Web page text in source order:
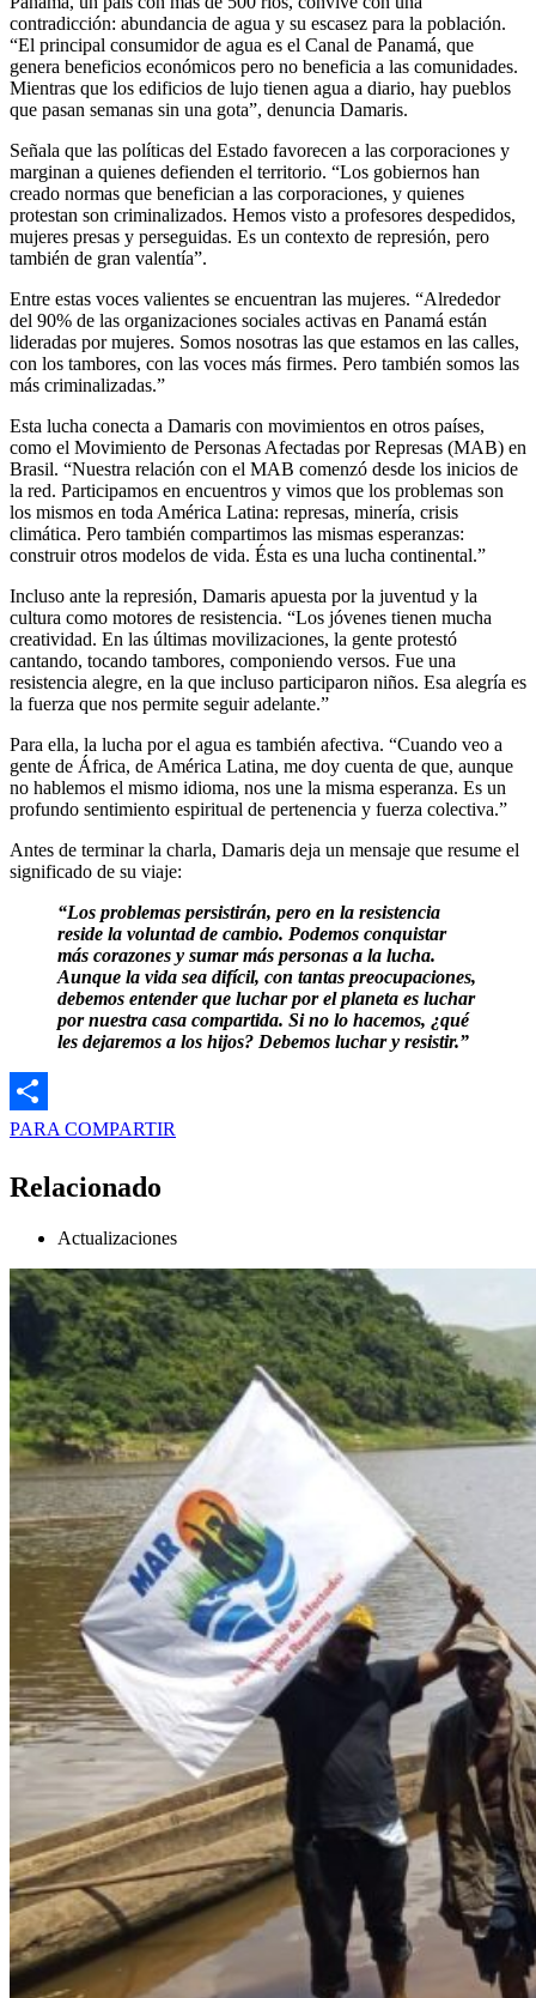
contradicción: abundancia de agua y su escasez para la población.
“El principal consumidor de agua es el Canal de Panamá, que
genera beneficios económicos pero no beneficia a las comunidades.
Mientras que los edificios de lujo tienen agua a diario, hay pueblos
que pasan semanas sin una gota”, denuncia Damaris.
Señala que las políticas del Estado favorecen a las corporaciones y
marginan a quienes defienden el territorio. “Los gobiernos han
creado normas que benefician a las corporaciones, y quienes
protestan son criminalizados. Hemos visto a profesores despedidos,
mujeres presas y perseguidas. Es un contexto de represión, pero
también de gran valentía”.
Entre estas voces valientes se encuentran las mujeres. “Alrededor
del 90% de las organizaciones sociales activas en Panamá están
lideradas por mujeres. Somos nosotras las que estamos en las calles,
con los tambores, con las voces más firmes. Pero también somos las
más criminalizadas.”
Esta lucha conecta a Damaris con movimientos en otros países,
como el Movimiento de Personas Afectadas por Represas (MAB) en
Brasil. “Nuestra relación con el MAB comenzó desde los inicios de
la red. Participamos en encuentros y vimos que los problemas son
los mismos en toda América Latina: represas, minería, crisis
climática. Pero también compartimos las mismas esperanzas:
construir otros modelos de vida. Ésta es una lucha continental.”
Incluso ante la represión, Damaris apuesta por la juventud y la
cultura como motores de resistencia. “Los jóvenes tienen mucha
creatividad. En las últimas movilizaciones, la gente protestó
cantando, tocando tambores, componiendo versos. Fue una
resistencia alegre, en la que incluso participaron niños. Esa alegría es
la fuerza que nos permite seguir adelante.”
Para ella, la lucha por el agua es también afectiva. “Cuando veo a
gente de África, de América Latina, me doy cuenta de que, aunque
no hablemos el mismo idioma, nos une la misma esperanza. Es un
profundo sentimiento espiritual de pertenencia y fuerza colectiva.”
Antes de terminar la charla, Damaris deja un mensaje que resume el
significado de su viaje:
“Los problemas persistirán, pero en la resistencia
reside la voluntad de cambio. Podemos conquistar
más corazones y sumar más personas a la lucha.
Aunque la vida sea difícil, con tantas preocupaciones,
debemos entender que luchar por el planeta es luchar
por nuestra casa compartida. Si no lo hacemos, ¿qué
les dejaremos a los hijos? Debemos luchar y resistir.”
PARA COMPARTIR
Relacionado
Actualizaciones